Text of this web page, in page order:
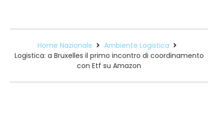
Home Nazionale
Ambiente Logistica
Logistica: a Bruxelles il primo incontro di coordinamento
con Etf su Amazon